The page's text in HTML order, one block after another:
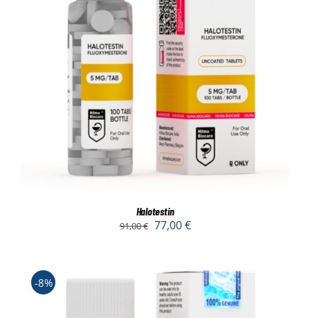
Halotestin
91,00€ 77,00€
-8%